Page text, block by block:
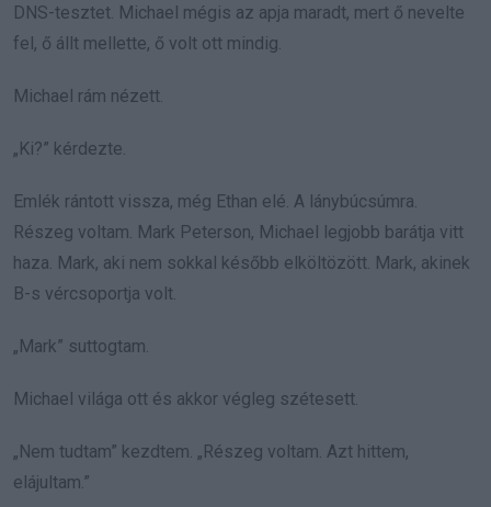
DNS-tesztet. Michael mégis az apja maradt, mert ő nevelte
fel, ő állt mellette, ő volt ott mindig.
Michael rám nézett.
„Ki?” kérdezte.
Emlék rántott vissza, még Ethan elé. A lánybúcsúmra.
Részeg voltam. Mark Peterson, Michael legjobb barátja vitt
haza. Mark, aki nem sokkal később elköltözött. Mark, akinek
B-s vércsoportja volt.
„Mark” suttogtam.
Michael világa ott és akkor végleg szétesett.
„Nem tudtam” kezdtem. „Részeg voltam. Azt hittem,
elájultam.”